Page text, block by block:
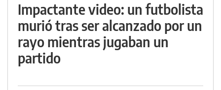
Impactante video: un futbolista
murió tras ser alcanzado por un
rayo mientras jugaban un
partido